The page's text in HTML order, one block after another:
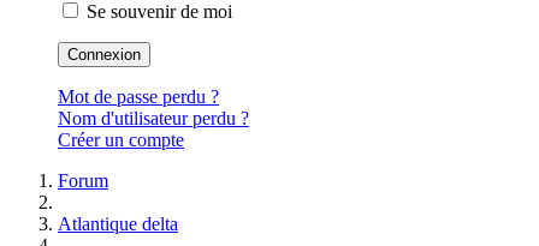
Se souvenir de moi
Connexion
Mot de passe perdu ?
Nom d'utilisateur perdu ?
Créer un compte
Forum
Atlantique delta